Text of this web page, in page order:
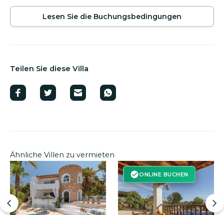
AUSSTATTUNG:
Privater 12 m x 5 m großer Swimmingpool.
für 12 Gäste.
Außendusche.
Sonnenliegen und Sonnenschirme für 12
Personen.
Lesen Sie die Buchungsbedingungen
Teilen Sie diese Villa
Ähnliche Villen zu vermieten
ONLINE BUCHEN